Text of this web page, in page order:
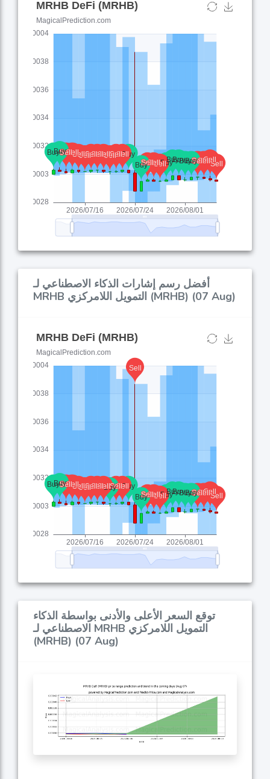
أفضل رسم إشارات الذكاء الاصطناعي لـ
MRHB التمويل اللامركزي (MRHB) (07 Aug)
توقع السعر الأعلى والأدنى بواسطة الذكاء
الاصطناعي لـ MRHB التمويل اللامركزي
(MRHB) (07 Aug)